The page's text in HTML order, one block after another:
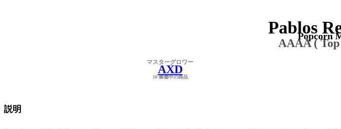
PablosPopcorn
AAAA (
マスターグロワー
AXD
10 稼働中の商品
説明